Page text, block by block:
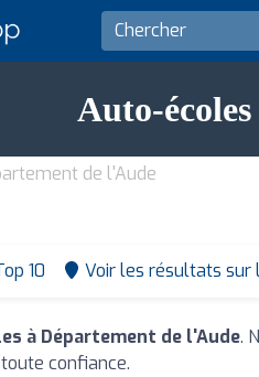
Auto-
de l'Aude
10 Voir les résultats sur
à Département de l'Aude.
confiance.